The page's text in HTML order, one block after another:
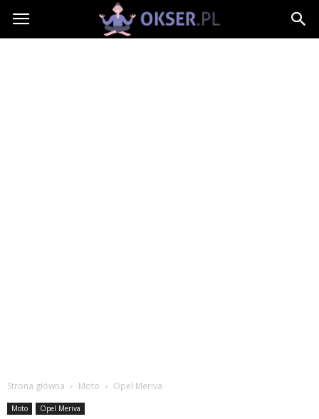
Okser.pl
Strona główna Moto Opel Meriva
Moto Opel Meriva